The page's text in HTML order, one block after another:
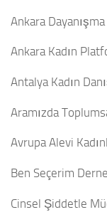
Ankara
Ankara Kadın
Antalya Kadın
Aramızda
Avrupa Alevi
Ben Seçerim
Cinsel Şiddetle